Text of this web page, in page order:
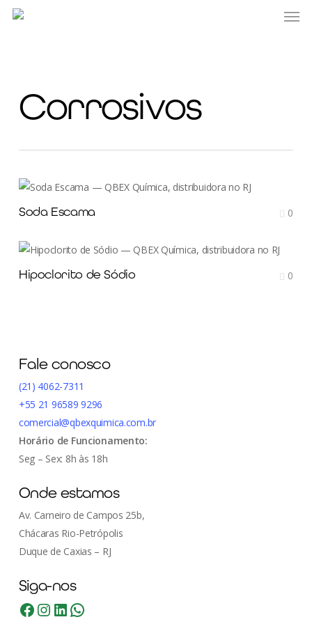
Skip
Corrosivos
Soda Escama 0
Hipoclorito de Sódio 0
Fale conosco
(21) 4062-7311
+55 21 96589 9296
comercial@qbexquimica.com.br
Horário de Funcionamento:
Seg – Sex: 8h às 18h
Onde estamos
Av. Carneiro de Campos 25b,
Chácaras Rio-Petrópolis
Duque de Caxias – RJ
Siga-nos
Facebook
Instagram
LinkedIn